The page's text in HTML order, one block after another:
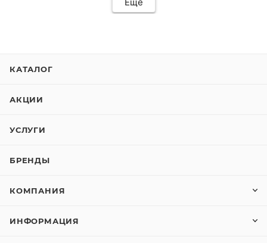
КАТАЛОГ
АКЦИИ
УСЛУГИ
БРЕНДЫ
КОМПАНИЯ
ИНФОРМАЦИЯ